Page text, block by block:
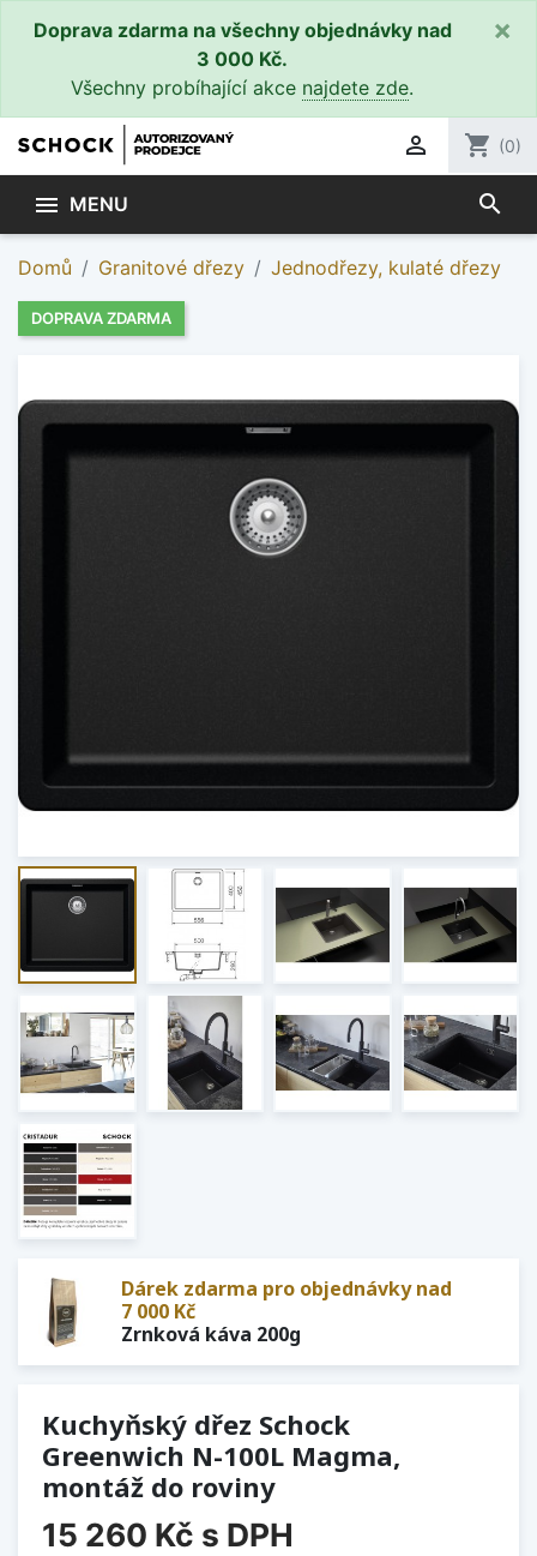
Doprava zdarma na všechny objednávky nad
3 000 Kč.
Všechny probíhající akce najdete zde.
×
 shopping_cart (0)
 MENU search
Domů Granitové dřezy Jednodřezy, kulaté dřezy
DOPRAVA ZDARMA
Dárek zdarma pro objednávky nad
7 000 Kč
Zrnková káva 200g
Kuchyňský dřez Schock
Greenwich N-100L Magma,
montáž do roviny
15 260 Kč s DPH